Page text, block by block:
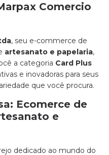
Comercio
, seu e-commerce de
artesanato e papelaria,
a categoria Card Plus
e inovadoras para seus
que você procura.
Ecomerce de
e
dedicado ao mundo do